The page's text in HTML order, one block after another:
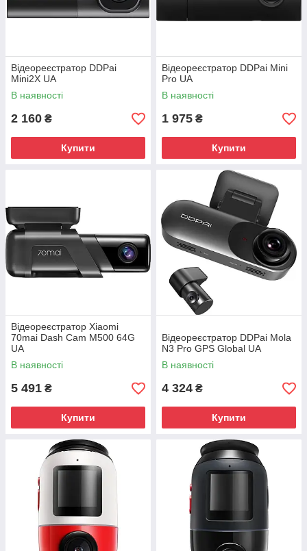
Відеореєстратор DDPai
Mini2X UA
В наявності
2 160 ₴
Купити
Відеореєстратор DDPai Mini
Pro UA
В наявності
1 975 ₴
Купити
Відеореєстратор Xiaomi
70mai Dash Cam M500 64G
UA
В наявності
5 491 ₴
Купити
Відеореєстратор DDPai Mola
N3 Pro GPS Global UA
В наявності
4 324 ₴
Купити